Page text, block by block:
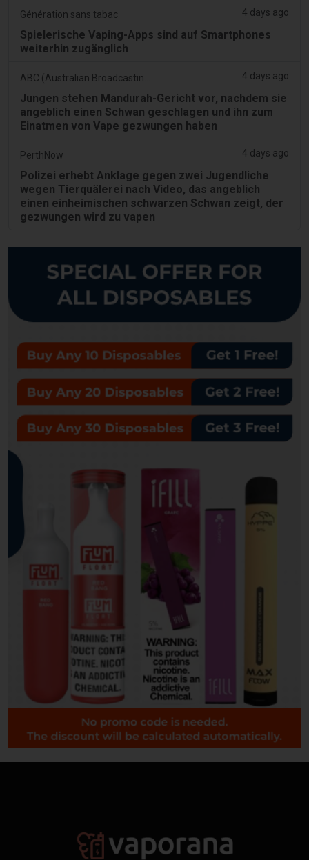
Génération sans tabac 4 days ago
Spielerische Vaping-Apps sind auf Smartphones
weiterhin zugänglich
4 days ago
Jungen stehen Mandurah-Gericht vor, nachdem sie
angeblich einen Schwan geschlagen und ihn zum
Einatmen von Vape gezwungen haben
PerthNow 4 days ago
Polizei erhebt Anklage gegen zwei Jugendliche
wegen Tierquälerei nach Video, das angeblich
einen einheimischen schwarzen Schwan zeigt, der
gezwungen wird zu vapen